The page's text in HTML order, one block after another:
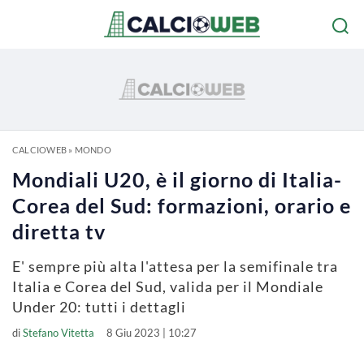
CALCIOWEB» MONDO
Mondiali U20, è il giorno di Italia-
Corea del Sud: formazioni, orario e
diretta tv
E' sempre più alta l'attesa per la semifinale tra
Italia e Corea del Sud, valida per il Mondiale
Under 20: tutti i dettagli
diStefano Vitetta 8 Giu 2023 | 10:27